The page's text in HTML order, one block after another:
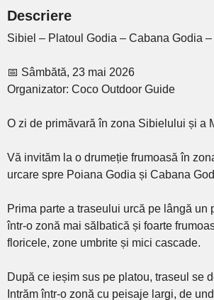
Descriere
Sibiel – Platoul Godia – Cabana Godia
📅 Sâmbătă, 23 mai 2026
Organizator: Coco Outdoor Guide
O zi de primăvară în zona Sibielului și a
Vă invităm la o drumeție frumoasă în
urcare spre Poiana Godia și Cabana
Prima parte a traseului urcă pe lângă un
într-o zonă mai sălbatică și foarte
floricele, zone umbrite și mici cascade.
După ce ieșim sus pe platou, traseul se
Intrăm într-o zonă cu peisaje largi, de